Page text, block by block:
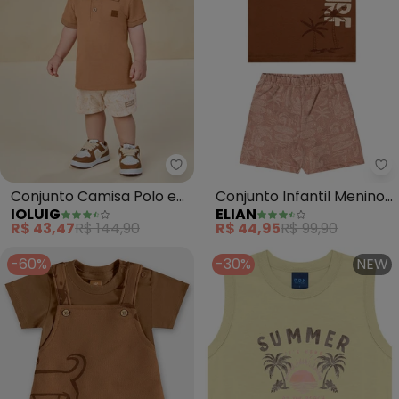
Ioluig - Conjunto Camisa Polo
Conjunto Camisa Polo e
Bermuda Moletinho
(Marrom)
IOLUIG
R$ 43,47R$ 144,90
Conjunto Infantil Menino
Manga Curta Surf
(Marrom)
ELIAN
R$ 44,95R$ 99,90
-60%
-30% NEW